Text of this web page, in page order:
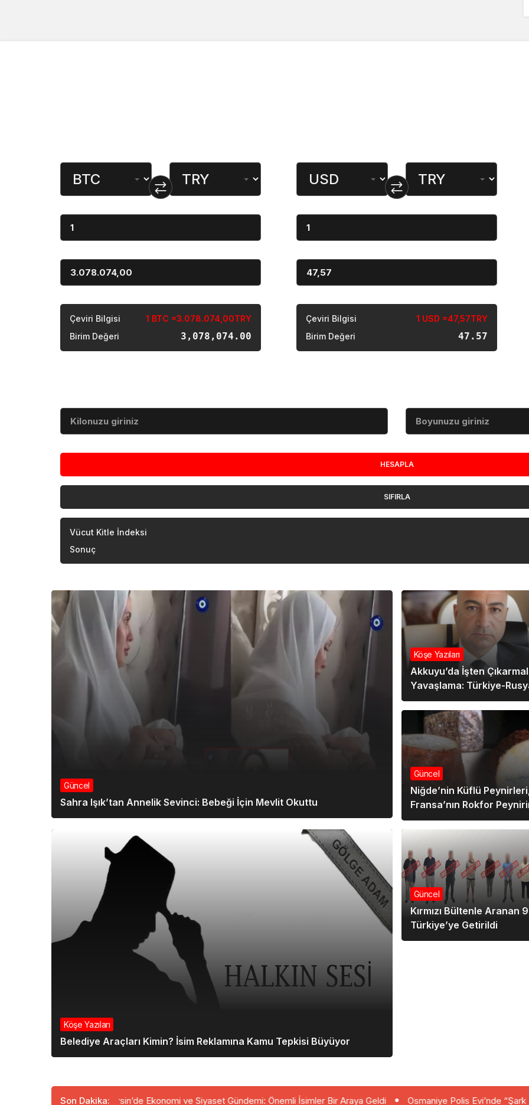
Çeviri Bilgisi
1 BTC =3.078.074,00TRY
Birim Değeri
3,078,074.00
Çeviri Bilgisi
1 USD =47,57TRY
Birim Değeri
47.57
HESAPLA
SIFIRLA
Vücut Kitle İndeksi
Sonuç
Güncel
Sahra Işık’tan Annelik Sevinci: Bebeği İçin Mevlit Okuttu
Köşe Yazıları
Akkuyu’da İşten
Yavaşlama: Türkiye-
İlişkilerinde Çatlak Mı?
Güncel
Niğde’nin Küflü
Fransa’nın Rokfor
Rakip Oluyor
Köşe Yazıları
Belediye Araçları Kimin? İsim Reklamına Kamu Tepkisi Büyüyor
Güncel
Kırmızı Bültenle Aranan
Türkiye’ye Getirildi
Son Dakika:
Mersin’de Ekonomi ve Siyaset Gündemi: Önemli İsimler Bir Araya Geldi Osmaniye Polis Evi’nde “Şark Köşesi” Açıldı